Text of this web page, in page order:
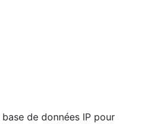
de données IP pour